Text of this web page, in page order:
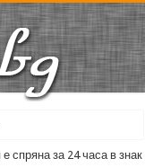
е и сила, и
спряна за 24 часа в знак